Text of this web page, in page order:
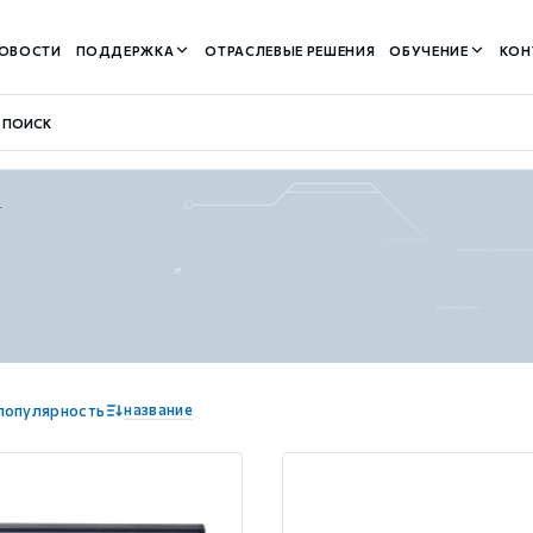
ПОДДЕРЖКА ОТРАСЛЕВЫЕ РЕШЕНИЯ ОБУЧЕНИЕ
название